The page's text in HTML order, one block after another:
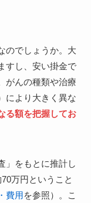
のでしょうか。大
すし、安い掛金で
がんの種類や治療
により大きく異な
る額を把握してお
」をもとに推計し
万円ということ
費用を参照）。こ